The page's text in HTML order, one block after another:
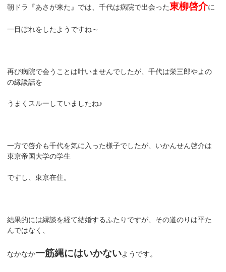
朝ドラ『あさが来た』では、千代は病院で出会った東柳啓介に
一目ぼれをしたようですね～
再び病院で会うことは叶いませんでしたが、千代は栄三郎やよの
の縁談話を
うまくスルーしていましたね♪
一方で啓介も千代を気に入った様子でしたが、いかんせん啓介は
東京帝国大学の学生
ですし、東京在住。
結果的には縁談を経て結婚するふたりですが、その道のりは平た
んではなく、
なかなか一筋縄にはいかないようです。